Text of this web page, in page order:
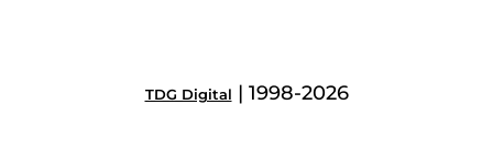
TDG Digital | 1998-2026